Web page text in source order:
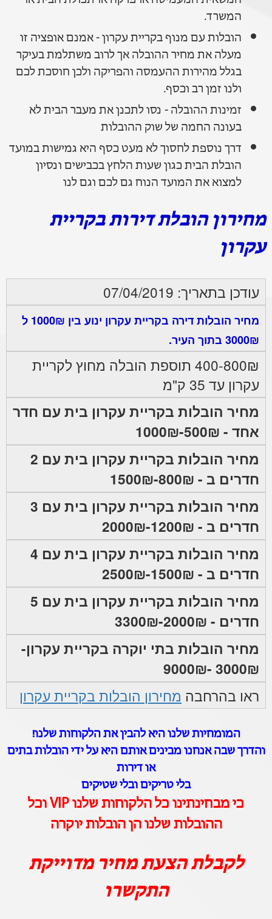
המשרד.
הובלות עם מנוף בקריית עקרון - אמנם אופציה זו
מעלה את מחיר ההובלה אך לרוב משתלמת בעיקר
בגלל מהירות ההעמסה והפריקה ולכן חוסכת לכם
ולנו זמן רב וכסף.
זמינות ההובלה - נסו לתכנן את מעבר הבית לא
בעונה החמה של שוק ההובלות
דרך נוספת לחסוך לא מעט כסף היא גמישות במועד
הובלת הבית כגון שעות הלחץ בכבישים ונסיון
למצוא את המועד הנוח גם לכם וגם לנו
מחירון הובלת דירות בקריית
עקרון
עודכן בתאריך: 07/04/2019
מחיר הובלות דירה בקריית עקרון ינוע בין 1000₪ ל
3000₪ בתוך העיר.
400-800₪ תוספת הובלה מחוץ לקריית
עקרון עד 35 ק"מ
מחיר הובלות בקריית עקרון בית עם חדר
אחד - 500₪-1000₪
מחיר הובלות בקריית עקרון בית עם 2
חדרים ב - 800₪-1500₪
מחיר הובלות בקריית עקרון בית עם 3
חדרים ב - 1200₪-2000₪
מחיר הובלות בקריית עקרון בית עם 4
חדרים ב - 1500₪-2500₪
מחיר הובלות בקריית עקרון בית עם 5
חדרים - 2000₪-3300₪
מחיר הובלות בתי יוקרה בקריית עקרון-
3000₪ -9000₪
ראו בהרחבה מחירון הובלות בקריית עקרון
המומחיות שלנו היא להבין את הלקוחות שלנו!
והדרך שבה אנחנו מבינים אותם היא על ידי הובלות בתים
או דירות
בלי טריקים ובלי שטיקים
כי מבחינתינו כל הלקוחות שלנו VIP וכל
ההובלות שלנו הן הובלות יוקרה
לקבלת הצעת מחיר מדוייקת
התקשרו